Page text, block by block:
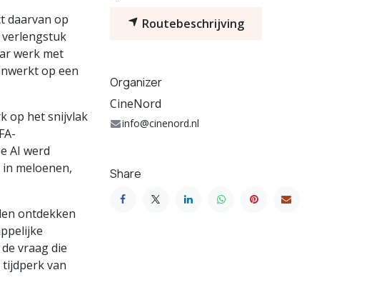
daarvan op
verlengstuk
werk met
op een
op het snijvlak
AI werd
meloenen,
ontdekken
vraag die
van
Routebeschrijving
Organizer
CineNord
info@cinenord.nl
Share